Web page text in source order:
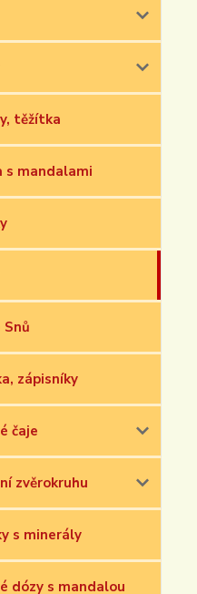
těžítka
s mandalami
Snů
zápisníky
čaje
zvěrokruhu
s minerály
dózy s mandalou